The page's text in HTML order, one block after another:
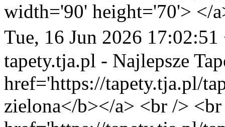
width='90' height='70'> </
Tue, 16 Jun 2026 17:02:51
tapety.tja.pl - Najlepsze
href='https://tapety.tja.pl/
zielona</b></a> <br />